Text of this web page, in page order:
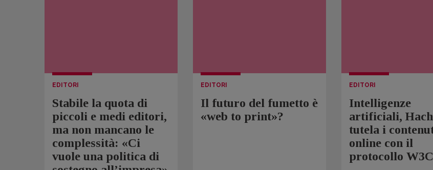
EDITORI
Stabile la quota di
piccoli e medi editori,
ma non mancano le
complessità: «Ci
vuole una politica di
EDITORI
Il futuro del fumetto è
«web to print»?
EDITORI
Intelligenze
artificiali,
tutela i
online con il
protocollo W3C